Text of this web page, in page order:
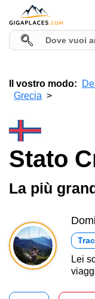
Il vostro modo:
Grecia
Stato
La più
Lei